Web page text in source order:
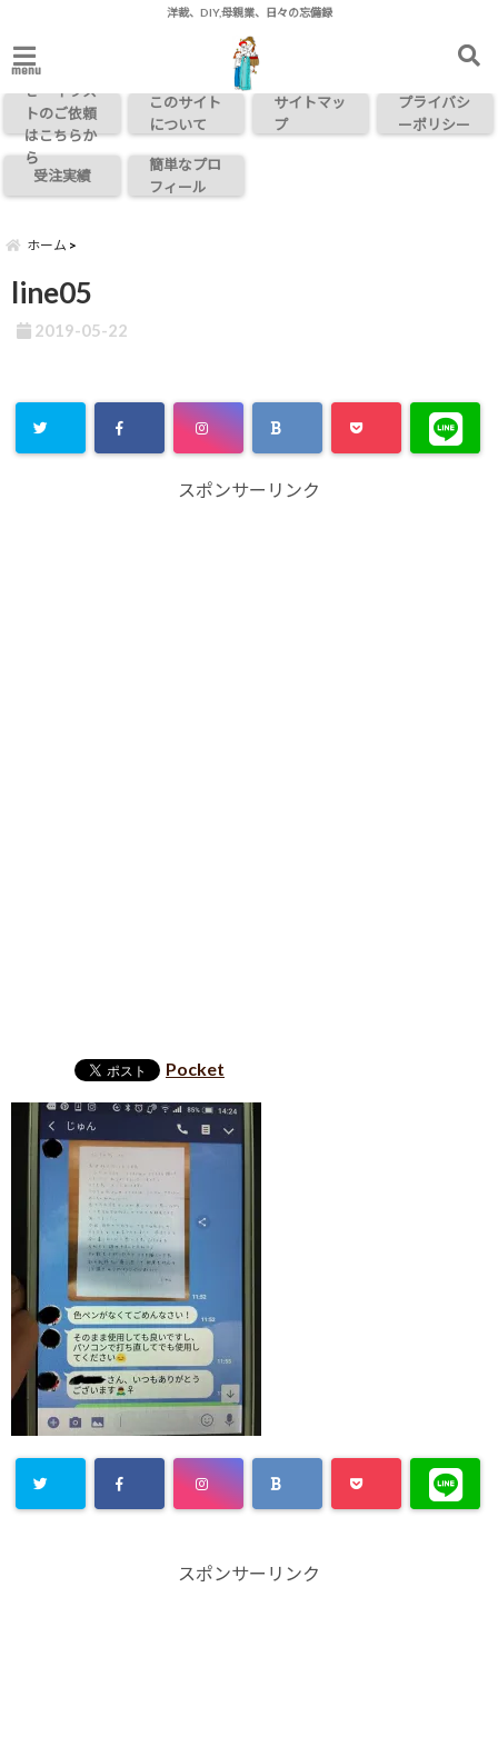
洋裁、DIY,母親業、日々の忘備録
menuお問い合わ
せ・イラス
トのご依頼
はこちらか
ら
このサイト
について
サイトマッ
プ
プライバシ
ーポリシー
受注実績
簡単なプロ
フィール
ホーム
line05
2019-05-22
スポンサーリンク
Pocket
スポンサーリンク